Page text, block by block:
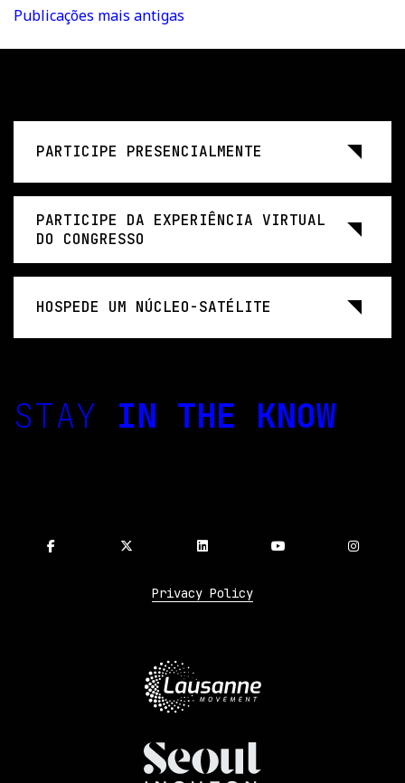
NAVEGAÇÃO
POR
Publicações mais antigas
PARTICIPE PRESENCIALMENTE
PARTICIPE DA EXPERIÊNCIA VIRTUAL
DO CONGRESSO
HOSPEDE UM NÚCLEO-SATÉLITE
STAY IN THE KNOW
Privacy Policy